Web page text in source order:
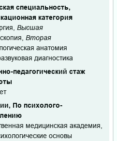
специальность,
категория
Высшая
Вторая
анатомия
диагностика
педагогический стаж
По психолого-
медицинская академия,
основы